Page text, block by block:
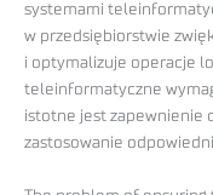
systemami
w przedsiębiorstwie
i optymalizuje operacje
teleinformatyczne
istotne jest zapewnienie
zastosowanie